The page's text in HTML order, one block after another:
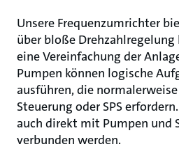
Unsere Frequenzumrichter
über bloße
eine Vereinfachung der
Pumpen können logische
ausführen, die
Steuerung oder SPS
auch direkt mit Pumpen und
verbunden werden.